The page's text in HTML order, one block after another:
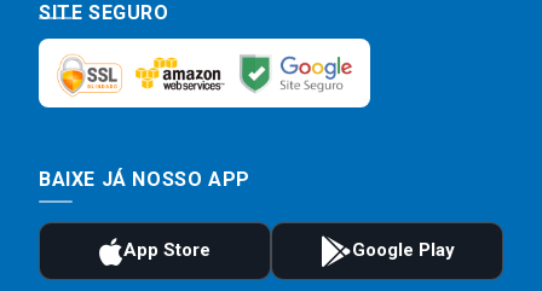
SITE SEGURO
BAIXE JÁ NOSSO APP